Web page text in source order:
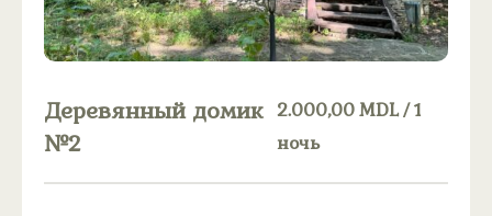
Деревянный домик
№2
2.000,00MDL/ 1
ночь